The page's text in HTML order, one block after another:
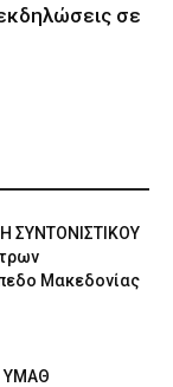
σε
ΣΥΝΤΟΝΙΣΤΙΚΟΥ
Μακεδονίας
ΥΜΑΘ